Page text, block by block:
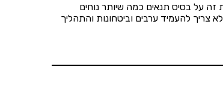
זה על בסיס תנאים כמה שיותר נוחים
להעמיד ערבים וביטחונות והתהליך